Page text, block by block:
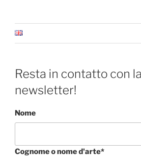
Resta in contatto con
newsletter!
Nome
Cognome o nome d'arte*